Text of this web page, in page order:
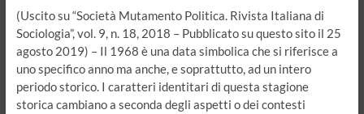
(Uscito su “Società Mutamento Politica. Rivista Italiana di
Sociologia”, vol. 9, n. 18, 2018 – Pubblicato su questo sito il 25
agosto 2019) – Il 1968 è una data simbolica che si riferisce a
uno specifico anno ma anche, e soprattutto, ad un intero
periodo storico. I caratteri identitari di questa stagione
storica cambiano a seconda degli aspetti o dei contesti